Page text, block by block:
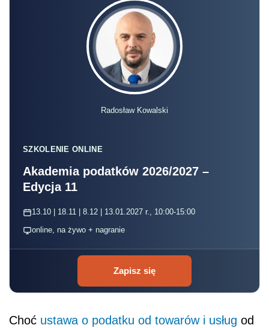
Radosław Kowalski
SZKOLENIE ONLINE
Akademia podatków 2026/2027 –
Edycja 11
13.10 | 18.11 | 8.12 | 13.01.2027 r., 10:00-15:00
online, na żywo + nagranie
Zapisz się
Choć ustawa o podatku od towarów i usług od